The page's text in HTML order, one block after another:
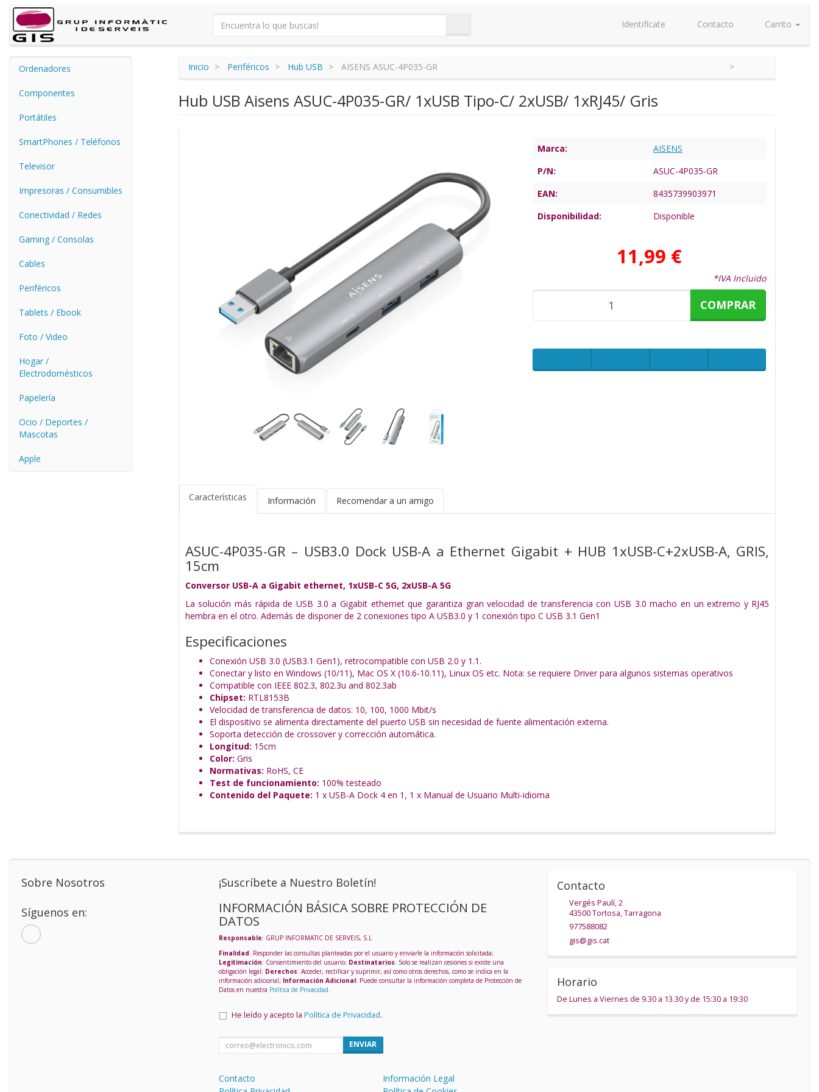
Identifícate Contacto Carrito
Ordenadores
Componentes
Portátiles
SmartPhones / Teléfonos
Televisor
Impresoras / Consumibles
Conectividad / Redes
Gaming / Consolas
Cables
Periféricos
Tablets / Ebook
Foto / Video
Hogar /
Electrodomésticos
Papelería
Ocio / Deportes /
Mascotas
Apple
Inicio Periféricos Hub USB AISENS ASUC-4P035-GR
Hub USB Aisens ASUC-4P035-GR/ 1xUSB Tipo-C/ 2xUSB/ 1xRJ45/ Gris
Marca:
AISENS
P/N:
ASUC-4P035-GR
EAN:
8435739903971
Disponibilidad:
Disponible
11,99 €
*IVA Incluido
COMPRAR
Características Información Recomendar a un amigo
ASUC-4P035-GR – USB3.0 Dock USB-A a Ethernet Gigabit + HUB 1xUSB-C+2xUSB-A, GRIS,
15cm
Conversor USB-A a Gigabit ethernet, 1xUSB-C 5G, 2xUSB-A 5G
La solución más rápida de USB 3.0 a Gigabit ethernet que garantiza gran velocidad de transferencia con USB 3.0 macho en un extremo y RJ45
hembra en el otro. Además de disponer de 2 conexiones tipo A USB3.0 y 1 conexión tipo C USB 3.1 Gen1
Especificaciones
Conexión USB 3.0 (USB3.1 Gen1), retrocompatible con USB 2.0 y 1.1.
Conectar y listo en Windows (10/11), Mac OS X (10.6-10.11), Linux OS etc. Nota: se requiere Driver para algunos sistemas operativos
Compatible con IEEE 802.3, 802.3u and 802.3ab
Chipset: RTL8153B
Velocidad de transferencia de datos: 10, 100, 1000 Mbit/s
El dispositivo se alimenta directamente del puerto USB sin necesidad de fuente alimentación externa.
Soporta detección de crossover y corrección automática.
Longitud: 15cm
Color: Gris
Normativas: RoHS, CE
Test de funcionamiento: 100% testeado
Contenido del Paquete: 1 x USB-A Dock 4 en 1, 1 x Manual de Usuario Multi-idioma
Sobre Nosotros
Síguenos en:
¡Suscríbete a Nuestro Boletín!
INFORMACIÓN BÁSICA SOBRE PROTECCIÓN DE
DATOS
Responsable: GRUP INFORMATIC DE SERVEIS, S.L
Finalidad: Responder las consultas planteadas por el usuario y enviarle la información solicitada;
Legitimación: Consentimiento del usuario; Destinatarios: Solo se realizan cesiones si existe una
obligación legal; Derechos: Acceder, rectificar y suprimir, así como otros derechos, como se indica en la
información adicional; Información Adicional: Puede consultar la información completa de Protección de
Datos en nuestra Política de Privacidad.
He leído y acepto la Política de Privacidad.
ENVIAR
Contacto
Información Legal
Contacto
Vergés Paulí, 2
43500Tortosa,Tarragona
977588082
gis@gis.cat
Horario
De Lunes a Viernes de 9.30 a 13.30 y de 15:30 a 19:30